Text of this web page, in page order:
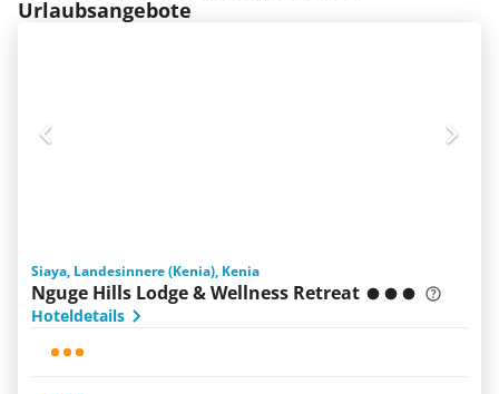
Urlaubsangebote
Siaya, Landesinnere (Kenia), Kenia
Nguge Hills Lodge & Wellness Retreat
Hoteldetails